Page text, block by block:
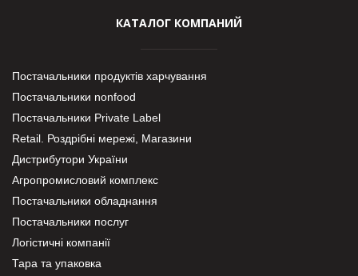
КАТАЛОГ КОМПАНИЙ
Постачальники продуктів харчування
Постачальники nonfood
Постачальники Private Label
Retail. Роздрібні мережі, Магазини
Дистрибутори України
Агропромисловий комплекс
Постачальники обладнання
Постачальники послуг
Логістичні компанії
Тара та упаковка